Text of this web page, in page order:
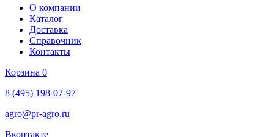
О компании
Каталог
Доставка
Справочник
Контакты
Корзина 0
8 (495) 198-07-97
agro@pr-agro.ru
Вконтакте